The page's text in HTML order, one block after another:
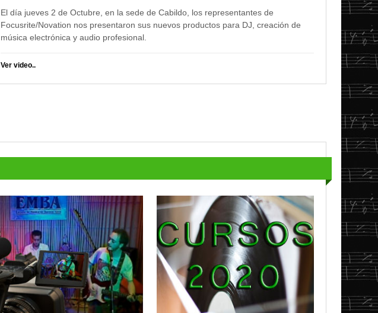
El día jueves 2 de Octubre, en la sede de Cabildo, los representantes de
Focusrite/Novation nos presentaron sus nuevos productos para DJ, creación de
música electrónica y audio profesional.
Ver video..